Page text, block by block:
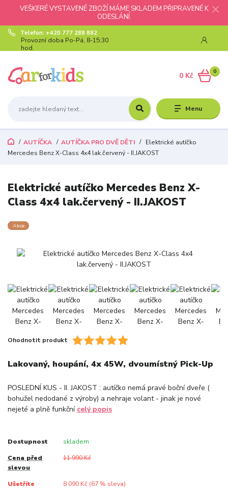
VEŠKERÉ VYSTAVENÉ ZBOŽÍ MÁME SKLADEM PŘIPRAVENÉ K
ODESLÁNÍ.
Menu
Telefon: +420 777 288 882
Provozní doba Po-Pá, 8-15:30
hod.
0
0 Kč
AUTÍČKA AUTÍČKA PRO DVĚ DĚTI
Elektrické autíčko
Mercedes Benz X-Class 4x4 lak.červený - II.JAKOST
Elektrické autíčko Mercedes Benz X-
Class 4x4 lak.červený - II.JAKOST
Akce
Ohodnotit produkt
Lakovaný, houpání, 4x 45W, dvoumístný Pick-Up
POSLEDNÍ KUS - II. JAKOST : autíčko nemá pravé boční dveře (
bohužel nedodané z výroby) a nehraje volant - jinak je nové
nejeté a plně funkční celý popis
Dostupnost skladem
Cena před
slevou
11 990 Kč
Ušetříte 8 090 Kč (67% sleva)